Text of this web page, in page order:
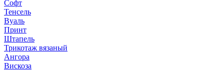
Софт
Тенсель
Вуаль
Принт
Штапель
Трикотаж вязаный
Ангора
Вискоза